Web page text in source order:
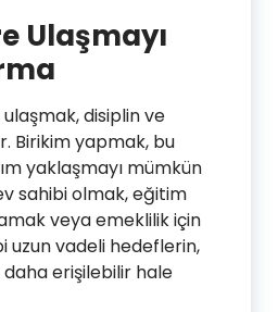
Ulaşmayı
disiplin ve
Birikim yapmak, bu
yaklaşmayı mümkün
sahibi olmak, eğitim
veya emeklilik için
uzun vadeli hedeflerin,
erişilebilir hale